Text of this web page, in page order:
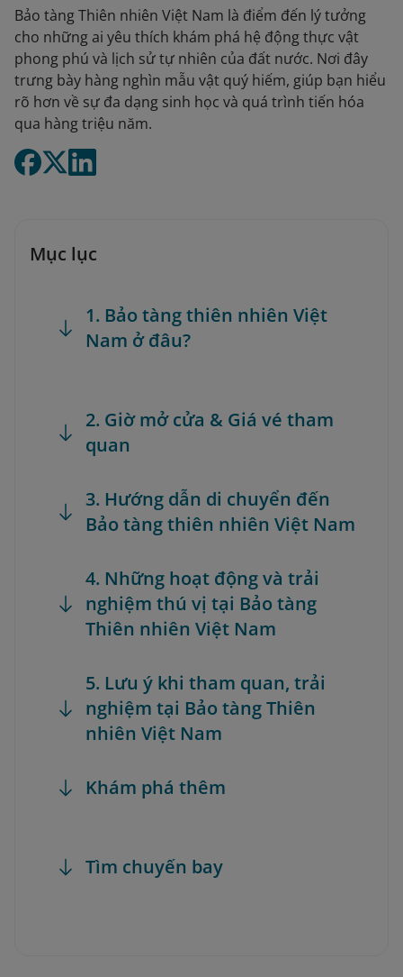
Bảo tàng Thiên nhiên Việt Nam là điểm đến lý tưởng
cho những ai yêu thích khám phá hệ động thực vật
phong phú và lịch sử tự nhiên của đất nước. Nơi đây
trưng bày hàng nghìn mẫu vật quý hiếm, giúp bạn hiểu
rõ hơn về sự đa dạng sinh học và quá trình tiến hóa
qua hàng triệu năm.
Mục lục
1. Bảo tàng thiên nhiên Việt
Nam ở đâu?
2. Giờ mở cửa & Giá vé tham
quan
3. Hướng dẫn di chuyển đến
Bảo tàng thiên nhiên Việt Nam
4. Những hoạt động và trải
nghiệm thú vị tại Bảo tàng
Thiên nhiên Việt Nam
5. Lưu ý khi tham quan, trải
nghiệm tại Bảo tàng Thiên
nhiên Việt Nam
Khám phá thêm
Tìm chuyến bay